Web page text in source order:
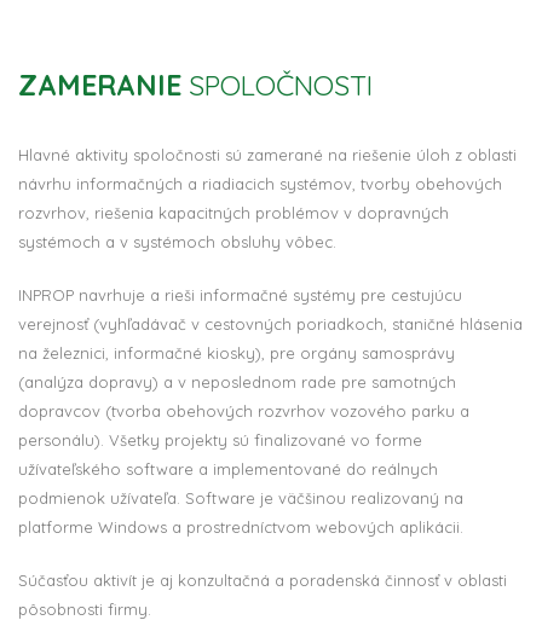
ZAMERANIE SPOLOČNOSTI
Hlavné aktivity spoločnosti sú zamerané na riešenie úloh z oblasti
návrhu informačných a riadiacich systémov, tvorby obehových
rozvrhov, riešenia kapacitných problémov v dopravných
systémoch a v systémoch obsluhy vôbec.
INPROP navrhuje a rieši informačné systémy pre cestujúcu
verejnosť (vyhľadávač v cestovných poriadkoch, staničné hlásenia
na železnici, informačné kiosky), pre orgány samosprávy
(analýza dopravy) a v neposlednom rade pre samotných
dopravcov (tvorba obehových rozvrhov vozového parku a
personálu). Všetky projekty sú finalizované vo forme
užívateľského software a implementované do reálnych
podmienok užívateľa. Software je väčšinou realizovaný na
platforme Windows a prostredníctvom webových aplikácii.
Súčasťou aktivít je aj konzultačná a poradenská činnosť v oblasti
pôsobnosti firmy.